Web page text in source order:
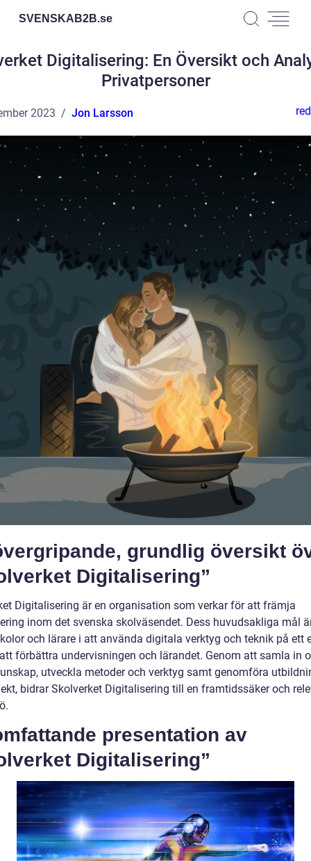
SVENSKAB2B.se
Digitalisering: En Översikt och
Privatpersoner
2023 Jon Larsson
grundlig översikt
Digitalisering”
Digitalisering är en organisation som verkar för att främja
inom det svenska skolväsendet. Dess huvudsakliga mål
och lärare i att använda digitala verktyg och teknik på ett
förbättra undervisningen och lärandet. Genom att samla in
utveckla metoder och verktyg samt genomföra
bidrar Skolverket Digitalisering till en framtidssäker och
presentation av
Digitalisering”